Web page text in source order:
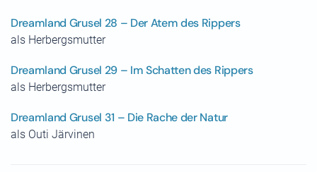
Dreamland Grusel 28 – Der Atem des Rippers
als Herbergsmutter
Dreamland Grusel 29 – Im Schatten des Rippers
als Herbergsmutter
Dreamland Grusel 31 – Die Rache der Natur
als Outi Järvinen